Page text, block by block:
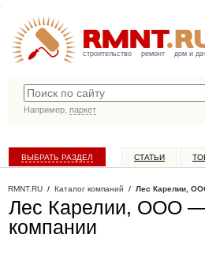
строительство ремонт дом и
Например, паркет
ВЫБРАТЬ РАЗДЕЛ СТАТЬИ
RMNT.RU / Каталог компаний / Лес Карелии,
Лес Карелии, ООО —
компании